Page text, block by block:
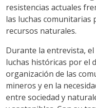
resistencias actuales
las luchas comunitarias
recursos naturales.
Durante la entrevista,
luchas históricas por el
organización de las
mineros y en la
entre sociedad y